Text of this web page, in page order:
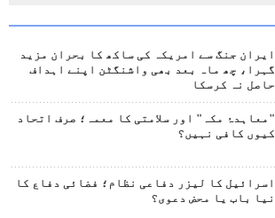
ایران جنگ سے امریکہ کی ساکھ کا بحران مزید
گہرا، چھ ماہ بعد بھی واشنگٹن اپنے اہداف
حاصل نہ کرسکا
"معاہدۂ مکہ" اور سلامتی کا معمہ؛ صرف اتحاد
کیوں کافی نہیں؟
اسرائیل کا لیزر دفاعی نظام؛ فضائی دفاع کا
نیا باب یا محض دعوی؟